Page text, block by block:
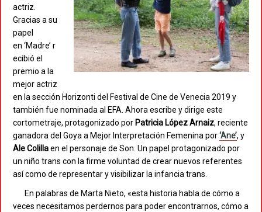
actriz.
Gracias a su
papel
en ‘Madre’ r
ecibió el
premio a la
mejor actriz
en la sección Horizonti del Festival de Cine de Venecia 2019 y
también fue nominada al EFA. Ahora escribe y dirige este
cortometraje, protagonizado por Patricia López Arnaiz, reciente
ganadora del Goya a Mejor Interpretación Femenina por‘Ane’, y
Ale Colillaen el personaje de Son. Un papel protagonizado por
un niño trans con la firme voluntad de crear nuevos referentes
así como de representar y visibilizar la infancia trans.
En palabras de Marta Nieto, «esta historia habla de cómo a
veces necesitamos perdernos para poder encontrarnos, cómo a